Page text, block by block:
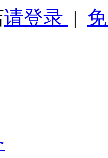
请登录 |